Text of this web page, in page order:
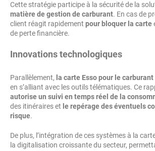
Cette stratégie participe à la sécurité de la
matière de gestion de carburant. En cas de
client réagit rapidement pour bloquer la carte
de perte financière.
Innovations technologiques
Parallèlement, la carte Esso pour le carburant
en s’alliant avec les outils télématiques. Ce
autorise un suivi en temps réel de la
des itinéraires et le repérage des éventuels
risque.
De plus, l’intégration de ces systèmes à la
la digitalisation croissante du secteur,